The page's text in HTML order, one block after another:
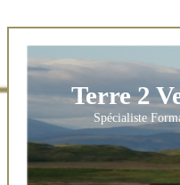
Terre 2
Spécialiste